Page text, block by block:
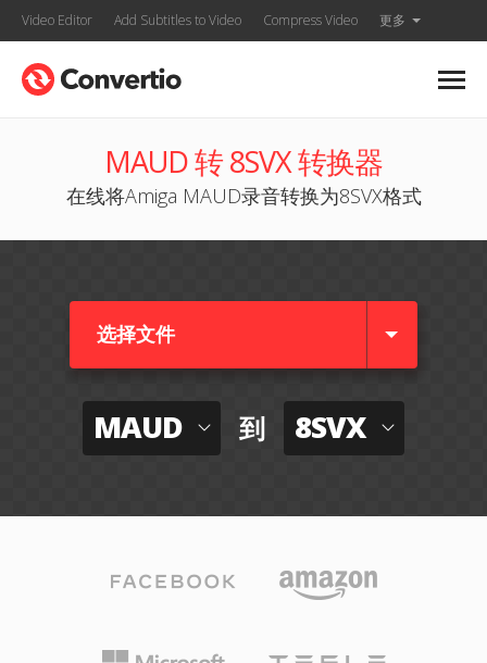
Video Editor Add Subtitles to Video Compress Video 更多
MAUD 转 8SVX 转换器
在线将Amiga MAUD录音转换为8SVX格式
选择文件
MAUD 到 8SVX